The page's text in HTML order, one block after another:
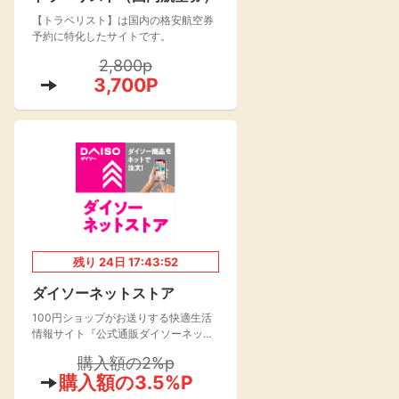
楽天toto【無料利
用登録】
140P
楽天レシピ
100P
レシ活
キャンペーン
情報
【トラベリスト】は国内の格安航空券
予約に特化したサイトです。
2,800p
3,700P
残り24日17:43:51
ダイソーネットストア
100円ショップがお送りする快適生活
情報サイト『公式通販ダイソーネット
購入額の2%p
購入額の3.5%P